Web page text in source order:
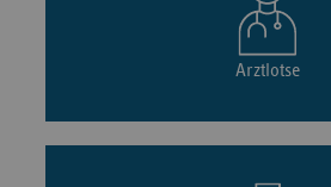
Arztlotse